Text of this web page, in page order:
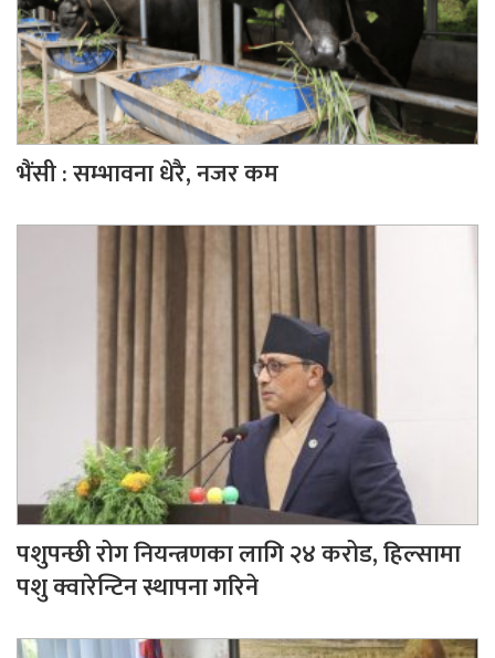
भैंसी : सम्भावना धेरै, नजर कम
पशुपन्छी रोग नियन्त्रणका लागि २४ करोड, हिल्सामा
पशु क्वारेन्टिन स्थापना गरिने